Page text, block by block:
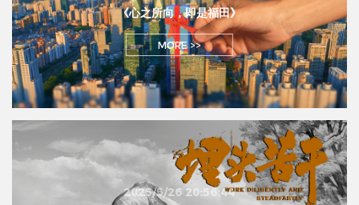
《心之所向，即是福田》
MORE >>
2025/5/26 20:56:44